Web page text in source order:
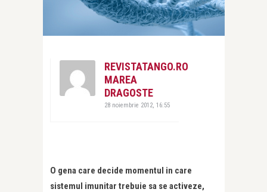
REVISTATANGO.RO
MAREA
DRAGOSTE
28 noiembrie 2012, 16:55
O gena care decide momentul in care
sistemul imunitar trebuie sa se activeze,